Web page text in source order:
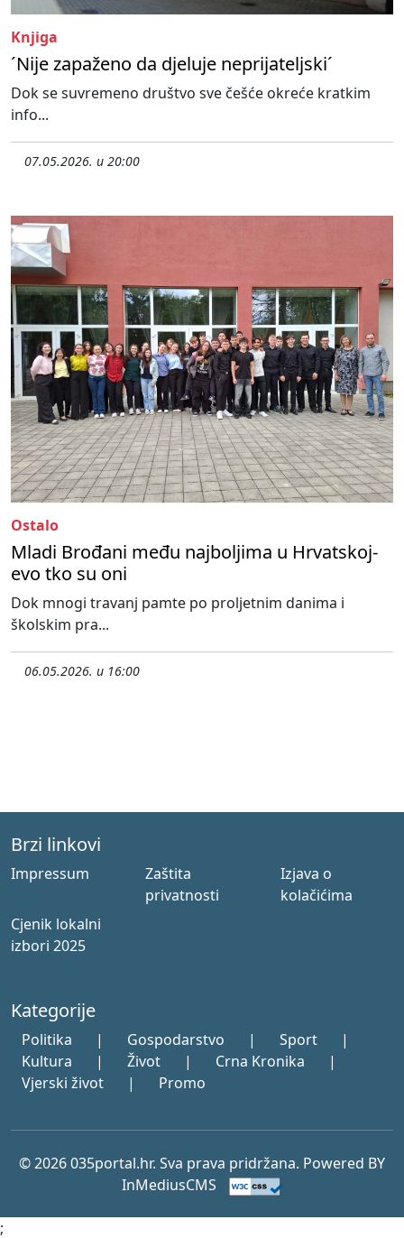
Knjiga
´Nije zapaženo da djeluje neprijateljski´
Dok se suvremeno društvo sve češće okreće kratkim
info...
07.05.2026. u 20:00
Ostalo
Mladi Brođani među najboljima u Hrvatskoj-
evo tko su oni
Dok mnogi travanj pamte po proljetnim danima i
školskim pra...
06.05.2026. u 16:00
Brzi linkovi
Impressum
Zaštita
privatnosti
Izjava o
kolačićima
Cjenik lokalni
izbori 2025
Kategorije
Politika | Gospodarstvo | Sport
|
Kultura
| Život | Crna Kronika
|
Vjerski život
| Promo
© 2026 035portal.hr. Sva prava pridržana. Powered BY
InMediusCMS
;